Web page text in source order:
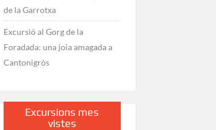
de la Garrotxa
Excursió al Gorg de la
Foradada: una joia amagada a
Cantonigròs
Excursions mes
vistes